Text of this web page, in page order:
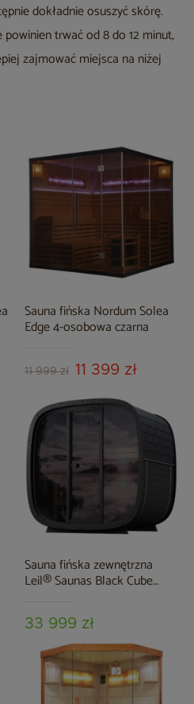
dokładnie osuszyć skórę.
trwać od 8 do 12 minut,
zajmować miejsca na niżej
Sauna fińska Nordum Solea
Edge 4-osobowa czarna
11 999 zł 11 399 zł
Sauna fińska zewnętrzna
Leil® Saunas Black Cube
33 999 zł